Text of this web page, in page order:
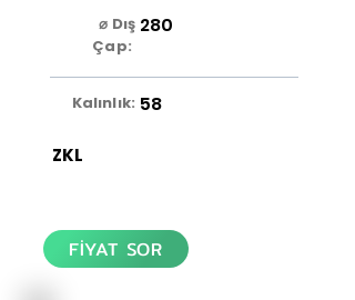
⌀ Dış
Çap:
280
Kalınlık: 58
ZKL
FİYAT SOR